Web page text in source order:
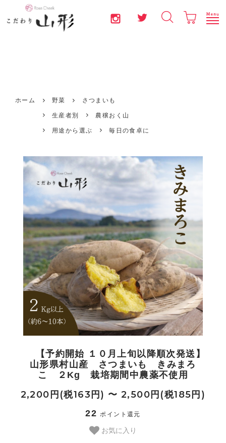
お問い合わせ マイページ
加工品
コラム
用途から選ぶ
ご利用ガイド
Q＆A
ホーム 野菜 さつまいも
生産者別 農穣おく山
用途から選ぶ 毎日の食卓に
【予約開始 １０月上旬以降順次発送】
山形県村山産 さつまいも きみまろ
こ ２Kg 栽培期間中農薬不使用
2,200円(税163円) 〜 2,500円(税185円)
22 ポイント還元
お気に入り